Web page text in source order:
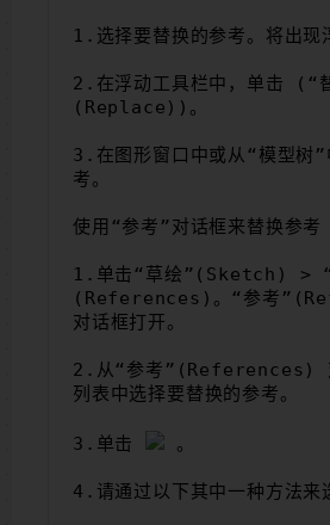
1.选择要替换的参考。将出现
2.在浮动工具栏中，单击 (“
(Replace))。
3.在图形窗口中或从“模型树”
考。
使用“参考”对话框来替换参考
1.单击“草绘”(Sketch) >
(References)。“参考
对话框打开。
2.从“参考”(References)
列表中选择要替换的参考。
3.单击 。
4.请通过以下其中一种方法来